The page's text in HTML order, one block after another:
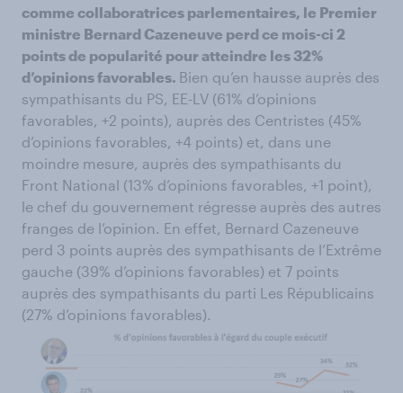
comme collaboratrices parlementaires, le Premier
ministre Bernard Cazeneuve perd ce mois-ci 2
points de popularité pour atteindre les 32%
d’opinions favorables. Bien qu’en hausse auprès des
sympathisants du PS, EE-LV (61% d’opinions
favorables, +2 points), auprès des Centristes (45%
d’opinions favorables, +4 points) et, dans une
moindre mesure, auprès des sympathisants du
Front National (13% d’opinions favorables, +1 point),
le chef du gouvernement régresse auprès des autres
franges de l’opinion. En effet, Bernard Cazeneuve
perd 3 points auprès des sympathisants de l’Extrême
gauche (39% d’opinions favorables) et 7 points
auprès des sympathisants du parti Les Républicains
(27% d’opinions favorables).